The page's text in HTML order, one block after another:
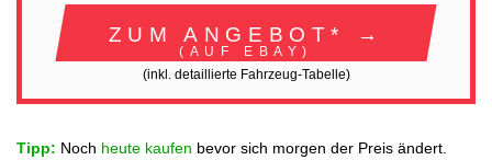
ZUM ANGEBOT* →
(AUF EBAY)
(inkl. detaillierte Fahrzeug-Tabelle)
Tipp: Noch heute kaufen bevor sich morgen der Preis ändert.